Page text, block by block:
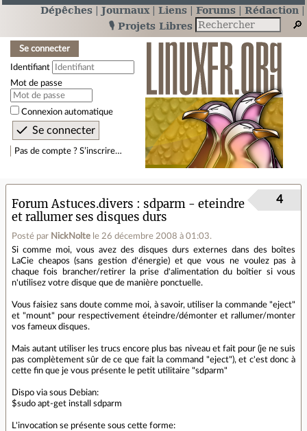
Dépêches Journaux Liens Forums
Rédaction
🎙️ Projets Libres
Se connecter
Identifiant
Mot de passe
Connexion automatique
Pas de compte ? S’inscrire…
Forum Astuces.divers
sdparm - eteindre
et rallumer ses disques durs
Posté par NickNolte le 26 décembre 2008 à 01:03.
4
Si comme moi, vous avez des disques durs externes dans des boîtes
LaCie cheapos (sans gestion d'énergie) et que vous ne voulez pas à
chaque fois brancher/retirer la prise d'alimentation du boîtier si vous
n'utilisez votre disque que de manière ponctuelle.
Vous faisiez sans doute comme moi, à savoir, utiliser la commande "eject"
et "mount" pour respectivement éteindre/démonter et rallumer/monter
vos fameux disques.
Mais autant utiliser les trucs encore plus bas niveau et fait pour (je ne suis
pas complètement sûr de ce que fait la command "eject"), et c'est donc à
cette fin que je vous présente le petit utilitaire "sdparm"
Dispo via sous Debian:
$sudo apt-get install sdparm
L'invocation se présente sous cette forme: